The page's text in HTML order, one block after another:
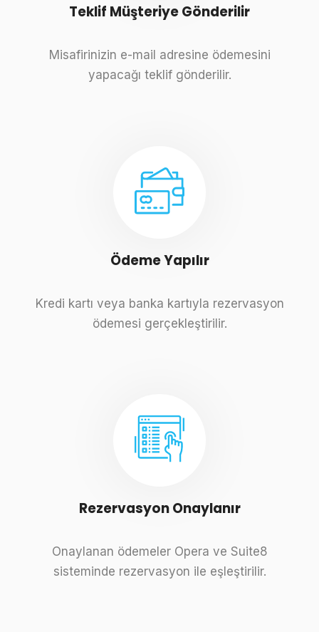
Teklif Müşteriye Gönderilir
Misafirinizin e-mail adresine ödemesini
yapacağı teklif gönderilir.
Ödeme Yapılır
Kredi kartı veya banka kartıyla rezervasyon
ödemesi gerçekleştirilir.
Rezervasyon Onaylanır
Onaylanan ödemeler Opera ve Suite8
sisteminde rezervasyon ile eşleştirilir.